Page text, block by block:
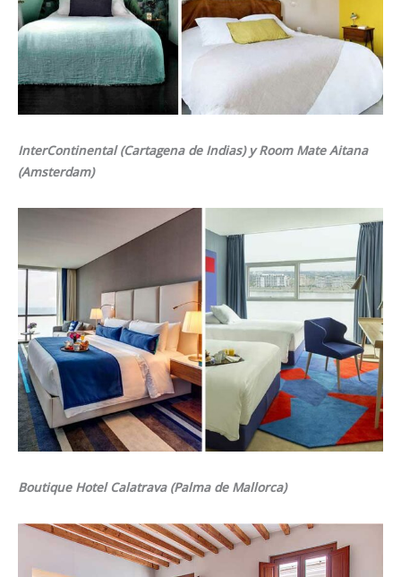
InterContinental (Cartagena de Indias) y Room Mate Aitana
(Amsterdam)
Boutique Hotel Calatrava (Palma de Mallorca)